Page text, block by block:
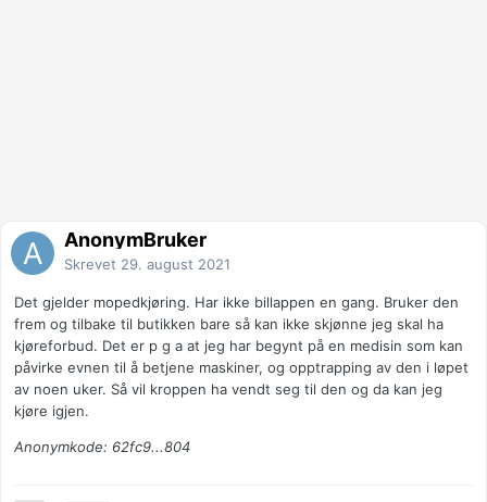
AnonymBruker
Skrevet 29. august 2021
Det gjelder mopedkjøring. Har ikke billappen en gang. Bruker den
frem og tilbake til butikken bare så kan ikke skjønne jeg skal ha
kjøreforbud. Det er p g a at jeg har begynt på en medisin som kan
påvirke evnen til å betjene maskiner, og opptrapping av den i løpet
av noen uker. Så vil kroppen ha vendt seg til den og da kan jeg
kjøre igjen.
Anonymkode: 62fc9...804